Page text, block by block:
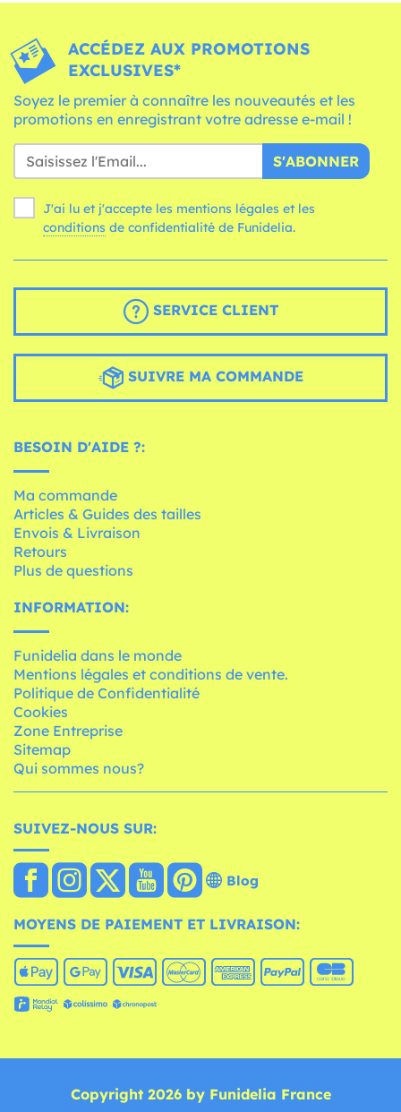
ACCÉDEZ AUX PROMOTIONS
EXCLUSIVES*
Soyez le premier à connaître les nouveautés et les
promotions en enregistrant votre adresse e-mail !
S'ABONNER
J'ai lu et j'accepte les mentions légales et les
conditions de confidentialité de Funidelia.
SERVICE CLIENT
SUIVRE MA COMMANDE
BESOIN D'AIDE ?:
Ma commande
Articles & Guides des tailles
Envois & Livraison
Retours
Plus de questions
INFORMATION:
Funidelia dans le monde
Mentions légales et conditions de vente.
Politique de Confidentialité
Cookies
Zone Entreprise
Sitemap
Qui sommes nous?
SUIVEZ-NOUS SUR:
Blog
MOYENS DE PAIEMENT ET LIVRAISON:
Copyright 2026 by Funidelia France